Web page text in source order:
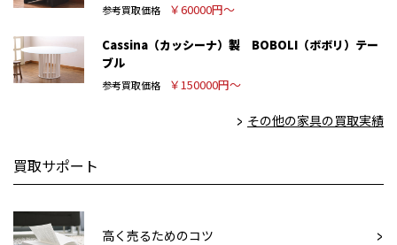
参考買取価格 ￥60000円～
Cassina（カッシーナ）製 BOBOLI（ボボリ）テー
ブル
参考買取価格 ￥150000円～
その他の家具の買取実績
買取サポート
高く売るためのコツ